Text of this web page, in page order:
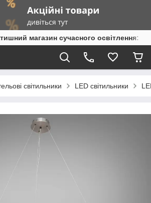
магазин сучасного освітлення:
світильники LED світильники